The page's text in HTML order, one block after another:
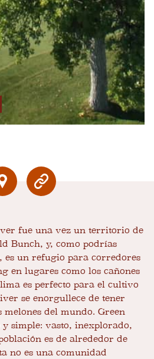
fue una vez un territorio de
Bunch, y, como podrías
es un refugio para corredores
en lugares como los cañones
es perfecto para el cultivo
se enorgullece de tener
melones del mundo. Green
y simple: vasto, inexplorado,
es de alrededor de
no es una comunidad